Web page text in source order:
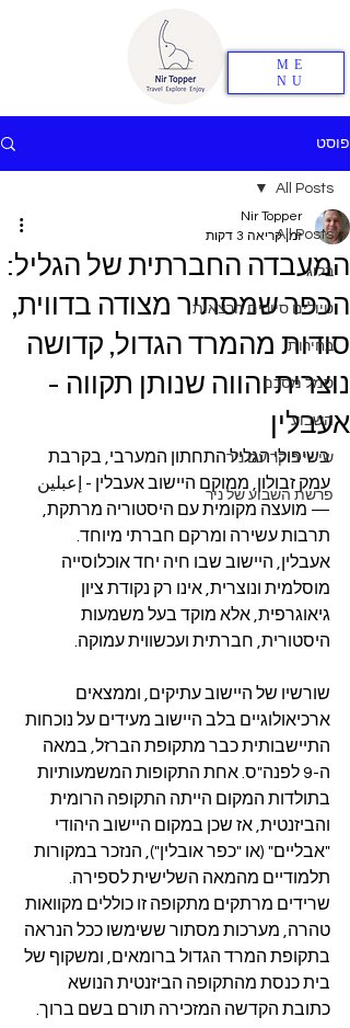
ME
NU
פוסט
All Posts
בלוג
טיולים סיורים הרצאות
בחירות
סמל מסכם
השבוע
שישי בוקר עם ניר
פרשת השבוע של ניר
All Posts
המעבדה החברתית של הגליל:
הכפר שמסתיר מצודה בדווית,
סודות מהמרד הגדול, קדושה
נוצרית והווה שנותן תקווה -
אעבלין
Nir Topper
זמן קריאה 3 דקות
בשיפולי הגליל התחתון המערבי, בקרבת
עמק זבולון, ממוקם היישוב אעבלין -
إعبلين
— מועצה מקומית עם היסטוריה מרתקת,
תרבות עשירה ומרקם חברתי מיוחד.
אעבלין, היישוב שבו חיה יחד אוכלוסייה
מוסלמית ונוצרית, אינו רק נקודת ציון
גיאוגרפית, אלא מוקד בעל משמעות
היסטורית, חברתית ועכשווית עמוקה.
שורשיו של היישוב עתיקים, וממצאים
ארכיאולוגיים בלב היישוב מעידים על נוכחות
התיישבותית כבר מתקופת הברזל, במאה
ה-9 לפנה"ס. אחת התקופות המשמעותיות
בתולדות המקום הייתה התקופה הרומית
והביזנטית, אז שכן במקום היישוב היהודי
"אבליים" (או "כפר אובלין"), הנזכר במקורות
תלמודיים מהמאה השלישית לספירה.
שרידים מרתקים מתקופה זו כוללים מקוואות
טהרה, מערכות מסתור ששימשו ככל הנראה
בתקופת המרד הגדול ברומאים, ומשקוף של
בית כנסת מהתקופה הביזנטית הנושא
כתובת הקדשה המזכירה תורם בשם ברוך.